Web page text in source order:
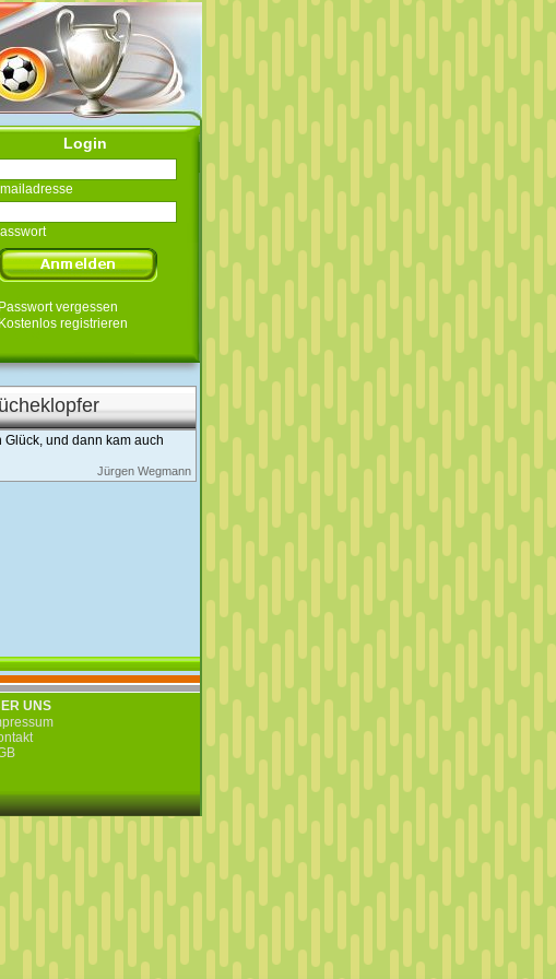
Login
Passwort vergessen
Kostenlos registrieren
Glück, und dann kam auch
Jürgen Wegmann
UNS